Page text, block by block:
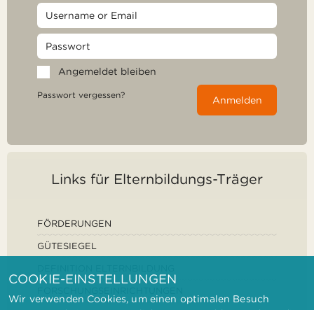
Angemeldet bleiben
Passwort vergessen? Anmelden
Links für Elternbildungs-Träger
FÖRDERUNGEN
GÜTESIEGEL
COOKIE-EINSTELLUNGEN
Wir verwenden Cookies, um einen optimalen Besuch